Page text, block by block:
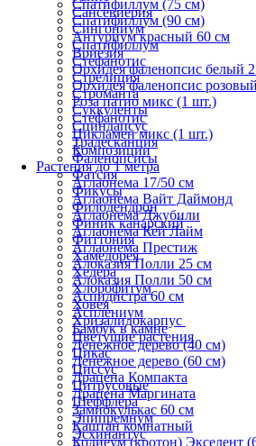
Сансевиерия
Сингониум
Спатифиллум
Стефанотис
Стрелиция
Строманта
Суккуленты
Сциндапсус
Традесканция
Фаленопсисы
Фатсия
Фикусы
Филодендрон
Финик канарский
Фиттония
Хамедорея
Хедера
Хлорофитум
Ховея
Хризалидокарпус
Цветущие растения
Цикас
Циссус
Цитрусовые
Шеффлера
Эпипремнум
Эсхинантус
Спатифиллум (75 см)
Спатифиллум (90 cм)
Антуриум красный 60 см
Вриезия
Орхидея фаленопсис белый
Орхидея фаленопсис
Роза патио микс (1 шт.)
Стефанотис
Цикламен микс (1 шт.)
Композиции
Растения до 1 метра
Аглаонема 17/50 см
Аглаонема Вайт Даймонд
Аглаонема Джубили
Аглаонема Кей Лайм
Аглаонема Престиж
Алоказия Полли 25 см
Алоказия Полли 50 см
Аспидистра 60 см
Асплениум
Бамбук в камне
Денежное дерево (40 cм)
Денежное дерево (60 см)
Драцена Компакта
Драцена Маргината
Замиокулькас 60 см
Каштан комнатный
Кодиеум (кротон) Экселент